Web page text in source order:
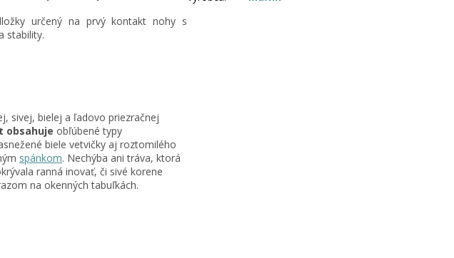
určený na prvý kontakt nohy s
stability.
sivej, bielej a ľadovo priezračnej
obsahuje obľúbené typy
biele vetvičky aj roztomilého
spánkom. Nechýba ani tráva, ktorá
ranná inovať, či sivé korene
na okenných tabuľkách.